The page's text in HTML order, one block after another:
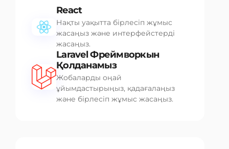
React
Нақты уақытта бірлесіп жұмыс
жасаңыз және интерфейстерді
жасаңыз.
Laravel Фреймворкын
Қолданамыз
Жобаларды оңай
ұйымдастырыңыз, қадағалаңыз
және бірлесіп жұмыс жасаңыз.